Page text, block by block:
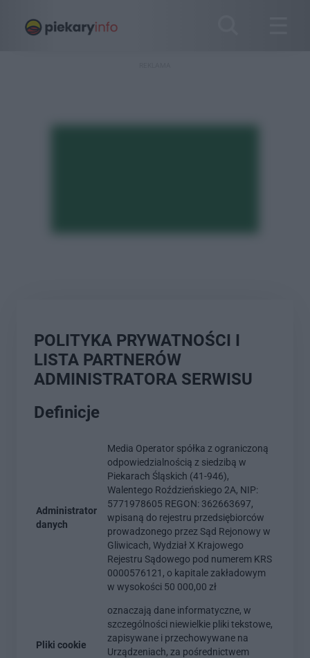
POLITYKA PRYWATNOŚCI I
LISTA PARTNERÓW
ADMINISTRATORA SERWISU
Definicje
Administrator
danych
Media Operator spółka z ograniczoną
odpowiedzialnością z siedzibą w
Piekarach Śląskich (41-946),
Walentego Roździeńskiego 2A, NIP:
5771978605 REGON: 362663697,
wpisaną do rejestru przedsiębiorców
prowadzonego przez Sąd Rejonowy w
Gliwicach, Wydział X Krajowego
Rejestru Sądowego pod numerem KRS
0000576121, o kapitale zakładowym
w wysokości 50 000,00 zł
Pliki cookie
oznaczają dane informatyczne, w
szczególności niewielkie pliki tekstowe,
zapisywane i przechowywane na
Urządzeniach, za pośrednictwem